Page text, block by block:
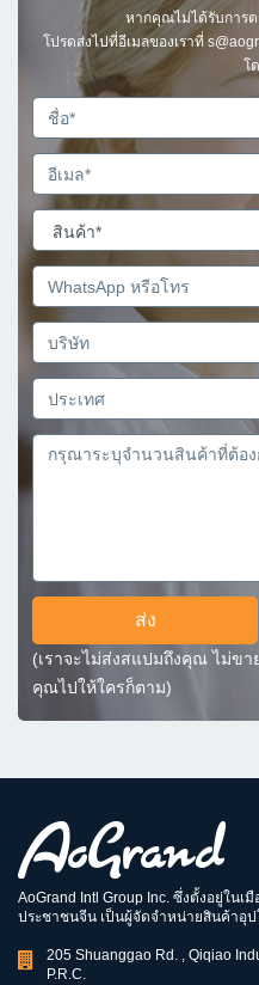
หากคุณไม่ได้รับการ
โปรดส่งไปที่อีเมลของเราที่
โ
ส่ง
(เราจะไม่ส่งสแปมถึงคุณ ไม่ข
คุณไปให้ใครก็ตาม)
AoGrand Intl Group Inc. ซึ่งตั้งอยู่ใน
ประชาชนจีน เป็นผู้จัดจำหน่ายสินค้า
205 Shuanggao Rd. , Qiqiao
P.R.C.